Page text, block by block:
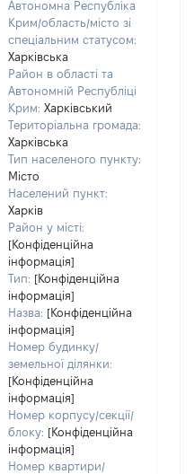
Автономна Республіка
Крим/область/місто зі
спеціальним статусом:
Харківська
Район в області та
Автономній Республіці
Крим: Харківський
Територіальна громада:
Харківська
Тип населеного пункту:
Місто
Населений пункт:
Харків
Район у місті:
[Конфіденційна
інформація]
Тип: [Конфіденційна
інформація]
Назва: [Конфіденційна
інформація]
Номер будинку/
земельної ділянки:
[Конфіденційна
інформація]
Номер корпусу/секції/
блоку: [Конфіденційна
інформація]
Номер квартири/